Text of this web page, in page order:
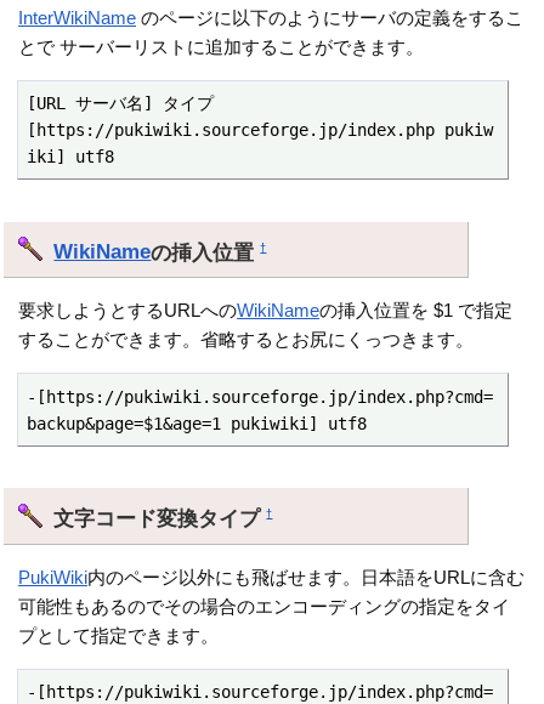
InterWikiName のページに以下のようにサーバの定義をするこ
とで サーバーリストに追加することができます。
[URL サーバ名] タイプ
[https://pukiwiki.sourceforge.jp/index.php pukiw
iki] utf8
WikiNameの挿入位置†
要求しようとするURLへのWikiNameの挿入位置を $1 で指定
することができます。省略するとお尻にくっつきます。
-[https://pukiwiki.sourceforge.jp/index.php?cmd=
backup&page=$1&age=1 pukiwiki] utf8
文字コード変換タイプ†
PukiWiki内のページ以外にも飛ばせます。日本語をURLに含む
可能性もあるのでその場合のエンコーディングの指定をタイ
プとして指定できます。
-[https://pukiwiki.sourceforge.jp/index.php?cmd=